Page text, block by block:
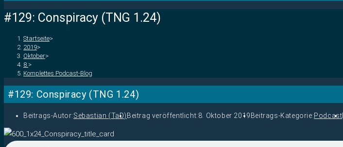
#129: Conspiracy (TNG 1.24)
Startseite>
2019>
Oktober>
8. >
Komplettes Podcast-Blog
#129: Conspiracy (TNG 1.24)
Beitrags-Autor:Sebastian (TaD) Beitrag veröffentlicht:8. Oktober 2019 Beitrags-Kategorie:Podcast